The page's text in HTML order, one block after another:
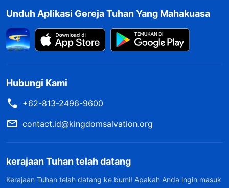
Unduh Aplikasi Gereja Tuhan Yang Mahakuasa
Hubungi Kami
+62-813-2496-9600
contact.id@kingdomsalvation.org
kerajaan Tuhan telah datang
Kerajaan Tuhan telah datang ke bumi! Apakah Anda ingin masuk